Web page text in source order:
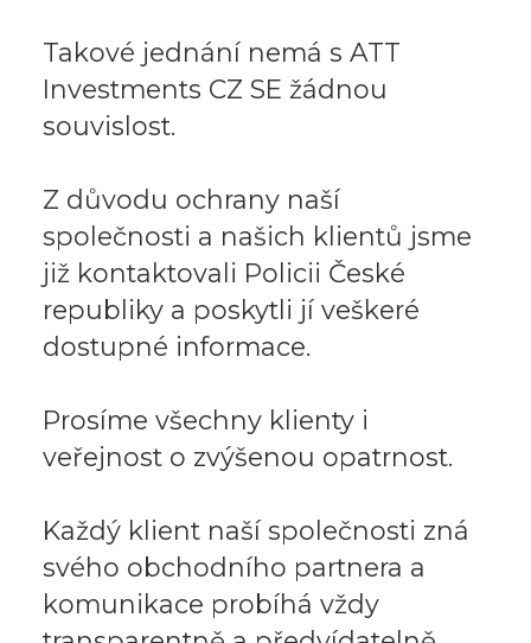
Takové jednání nemá s ATT
Investments CZ SE žádnou
souvislost.
Z důvodu ochrany naší
společnosti a našich klientů jsme
již kontaktovali Policii České
republiky a poskytli jí veškeré
dostupné informace.
Prosíme všechny klienty i
veřejnost o zvýšenou opatrnost.
Každý klient naší společnosti zná
svého obchodního partnera a
komunikace probíhá vždy